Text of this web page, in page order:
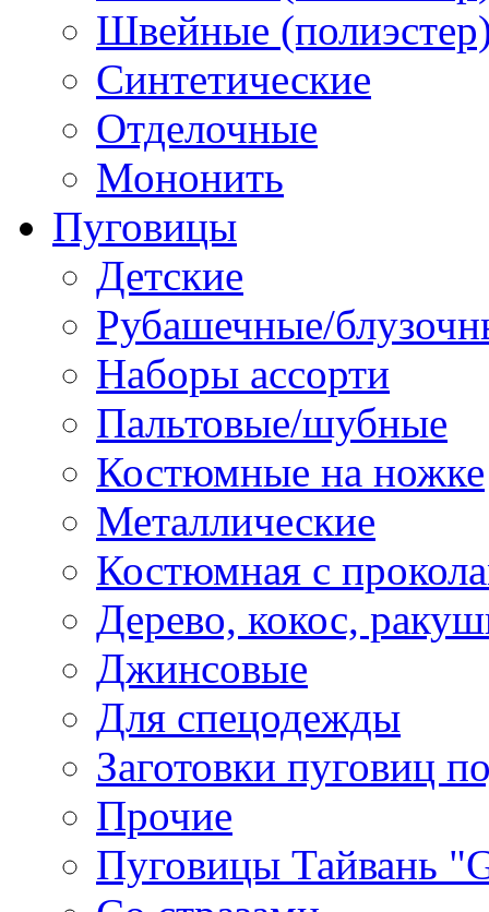
Швейные
Синтетические
Отделочные
Мононить
Пуговицы
Детские
Рубашечные/
Наборы ассорти
Пальтовые/шубные
Костюмные на ножке
Металлические
Костюмная с
Дерево, кокос,
Джинсовые
Для спецодежды
Заготовки пуговиц
Прочие
Пуговицы Тайвань